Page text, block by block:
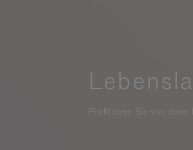
Profitieren Sie von einer